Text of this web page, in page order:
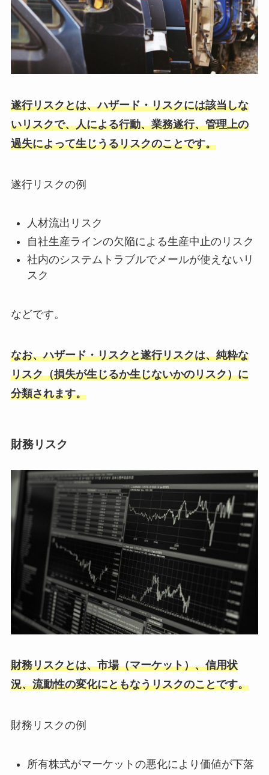
遂行リスクとは、ハザード・リスクには該当しな
いリスクで、人による行動、業務遂行、管理上の
過失によって生じうるリスクのことです。
遂行リスクの例
人材流出リスク
自社生産ラインの欠陥による生産中止のリスク
社内のシステムトラブルでメールが使えないリ
スク
などです。
なお、ハザード・リスクと遂行リスクは、純粋な
リスク（損失が生じるか生じないかのリスク）に
分類されます。
財務リスク
財務リスクとは、市場（マーケット）、信用状
況、流動性の変化にともなうリスクのことです。
財務リスクの例
所有株式がマーケットの悪化により価値が下落